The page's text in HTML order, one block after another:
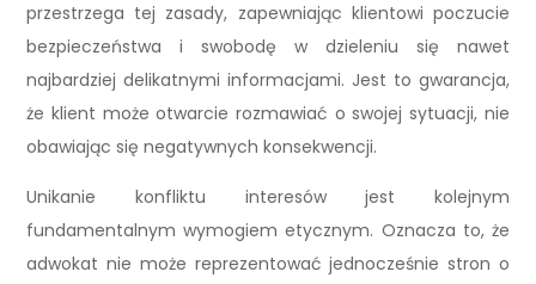
przestrzega tej zasady, zapewniając klientowi poczucie
bezpieczeństwa i swobodę w dzieleniu się nawet
najbardziej delikatnymi informacjami. Jest to gwarancja,
że klient może otwarcie rozmawiać o swojej sytuacji, nie
obawiając się negatywnych konsekwencji.
Unikanie konfliktu interesów jest kolejnym
fundamentalnym wymogiem etycznym. Oznacza to, że
adwokat nie może reprezentować jednocześnie stron o